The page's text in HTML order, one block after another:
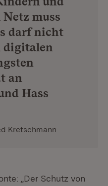
muss
darf nicht
digitalen
an
Hass
Kretschmann
„Der Schutz von